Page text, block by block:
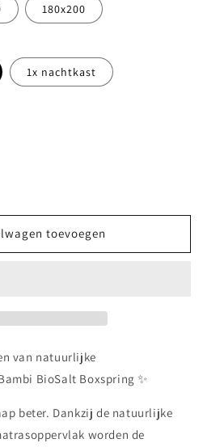
180x200
1x nachtkast
toevoegen
van natuurlijke
BioSalt Boxspring ✨
beter. Dankzij de natuurlijke
worden de